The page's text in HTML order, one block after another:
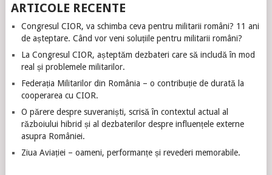
ARTICOLE RECENTE
Congresul CIOR, va schimba ceva pentru militarii români? 11 ani
de așteptare. Când vor veni soluțiile pentru militarii români?
La Congresul CIOR, așteptăm dezbateri care să includă în mod
real și problemele militarilor.
Federația Militarilor din România – o contribuție de durată la
cooperarea cu CIOR.
O părere despre suveraniști, scrisă în contextul actual al
războiului hibrid și al dezbaterilor despre influențele externe
asupra României.
Ziua Aviației – oameni, performanțe și revederi memorabile.